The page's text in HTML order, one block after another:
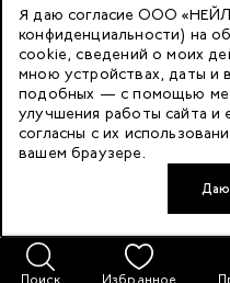
© 2023 Nano Prof
Developed by FACE FAMILY
117342, Russia, Moscow,
floor 3, office 3079
Я даю согласие ООО
конфиденциальности) на
cookie, сведений о моих
мною устройствах, даты и
подобных — с помощью
улучшения работы сайта и
согласны с их
вашем браузере.
Даю